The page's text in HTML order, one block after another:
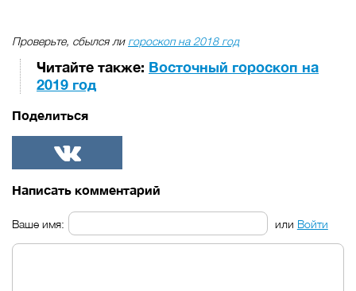
Проверьте, сбылся ли гороскоп на 2018 год
Читайте также: Восточный гороскоп на
2019 год
Поделиться
Написать комментарий
Ваше имя: или Войти